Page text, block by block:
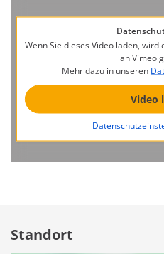
Wenn Sie dieses Video laden,
an Vimeo
Mehr dazu in unseren
Video
Standort